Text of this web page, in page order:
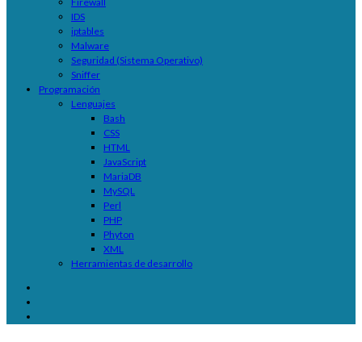
IDS
iptables
Malware
Seguridad (Sistema Operativo)
Sniffer
Programación
Lenguajes
Bash
CSS
HTML
JavaScript
MariaDB
MySQL
Perl
PHP
Phyton
XML
Herramientas de desarrollo